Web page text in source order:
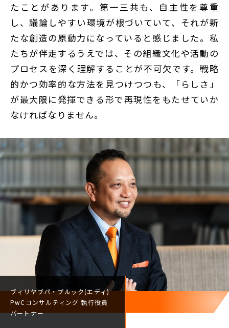
たことがあります。第一三共も、自主性を尊重
し、議論しやすい環境が根づいていて、それが新
たな創造の原動力になっていると感じました。私
たちが伴走するうえでは、その組織文化や活動の
プロセスを深く理解することが不可欠です。戦略
的かつ効率的な方法を見つけつつも、「らしさ」
が最大限に発揮できる形で再現性をもたせていか
なければなりません。
ヴィリヤブパ・プルック(エディ)
PwCコンサルティング執行役員
パートナー